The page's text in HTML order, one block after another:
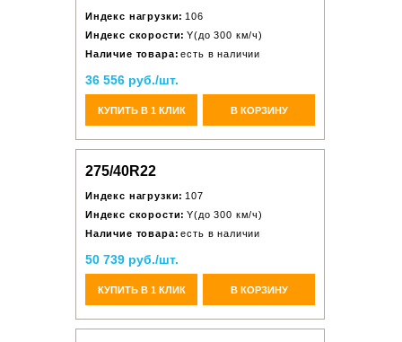
Индекс нагрузки: 106
Индекс скорости: Y(до 300 км/ч)
Наличие товара: есть в наличии
36 556 руб./шт.
КУПИТЬ В 1 КЛИК В КОРЗИНУ
275/40R22
Индекс нагрузки: 107
Индекс скорости: Y(до 300 км/ч)
Наличие товара: есть в наличии
50 739 руб./шт.
КУПИТЬ В 1 КЛИК В КОРЗИНУ